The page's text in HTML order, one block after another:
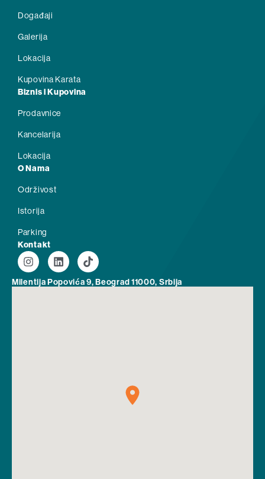
Događaji
Galerija
Lokacija
Kupovina Karata
Biznis i Kupovina
Prodavnice
Kancelarija
Lokacija
O Nama
Održivost
Istorija
Parking
Kontakt
Milentija Popovića 9, Beograd 11000, Srbija